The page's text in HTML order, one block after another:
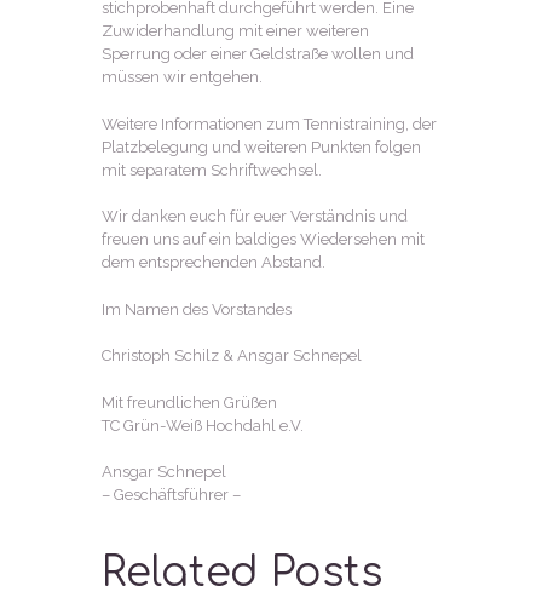
stichprobenhaft durchgeführt werden. Eine
Zuwiderhandlung mit einer weiteren
Sperrung oder einer Geldstraße wollen und
müssen wir entgehen.
Weitere Informationen zum Tennistraining, der
Platzbelegung und weiteren Punkten folgen
mit separatem Schriftwechsel.
Wir danken euch für euer Verständnis und
freuen uns auf ein baldiges Wiedersehen mit
dem entsprechenden Abstand.
Im Namen des Vorstandes
Christoph Schilz & Ansgar Schnepel
Mit freundlichen Grüßen
TC Grün-Weiß Hochdahl e.V.
Ansgar Schnepel
– Geschäftsführer –
Related Posts